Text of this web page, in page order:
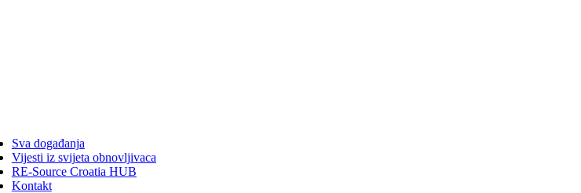
Sva događanja
Vijesti iz svijeta obnovljivaca
RE-Source Croatia HUB
Kontakt